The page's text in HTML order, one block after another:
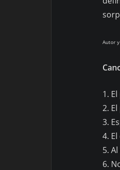
Autor
1.
2.
3.
4.
5.
6.